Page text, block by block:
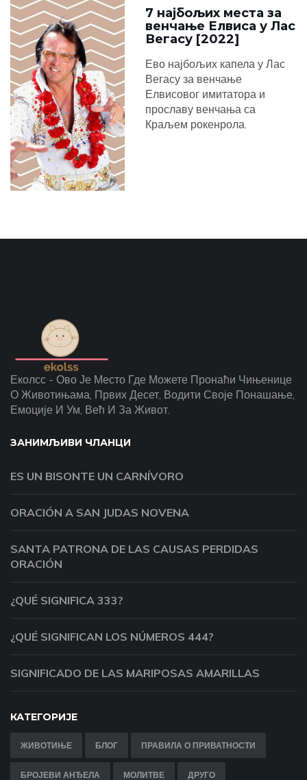
7 најбољих места за
венчање Елвиса у Лас
Вегасу [2022]
Ево најбољих капела у Лас
Вегасу за венчање
Елвисовог имитатора и
прославу венчања са
Краљем рокенрола.
Еколсс - Ово Је Место Где Можете Пронаћи Чињенице
О Животињама, Првих Десет, Водити Своје Понашање,
Емоције И Ум, Већ И За Живот.
ЗАНИМЉИВИ ЧЛАНЦИ
ES UN BISONTE UN CARNÍVORO
ORACIÓN A SAN JUDAS NOVENA
SANTA PATRONA DE LAS CAUSAS PERDIDAS
ORACIÓN
¿QUÉ SIGNIFICA 333?
¿QUÉ SIGNIFICAN LOS NÚMEROS 444?
SIGNIFICADO DE LAS MARIPOSAS AMARILLAS
КАТЕГОРИЈЕ
ЖИВОТИЊЕ БЛОГ ПРАВИЛА О ПРИВАТНОСТИ
БРОЈЕВИ АНЂЕЛА МОЛИТВЕ ДРУГО